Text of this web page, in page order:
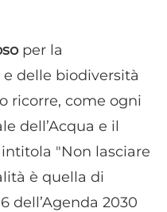
per la
delle biodiversità
ricorre, come ogni
dell’Acqua e il
"Non lasciare
è quella di
dell’Agenda 2030